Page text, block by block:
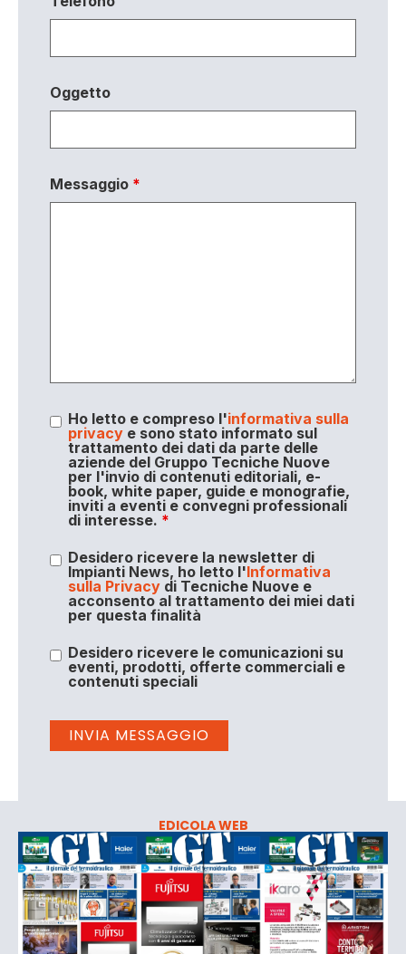
Oggetto
Messaggio *
Ho letto e compreso l'informativa sulla
privacye sono stato informato sul
trattamento dei dati da parte delle
aziende del Gruppo Tecniche Nuove
per l'invio di contenuti editoriali, e-
book, white paper, guide e monografie,
inviti a eventi e convegni professionali
di interesse. *
Desidero ricevere la newsletter di
Impianti News, ho letto l'Informativa
sulla Privacydi Tecniche Nuove e
acconsento al trattamento dei miei dati
per questa finalità
Desidero ricevere le comunicazioni su
eventi, prodotti, offerte commerciali e
contenuti speciali
EDICOLA WEB